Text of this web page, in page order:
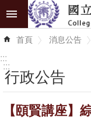
跳到主要內容區塊
進
階
識
首頁 消息公告
:::
:::
行政公告
【頤賢講座】